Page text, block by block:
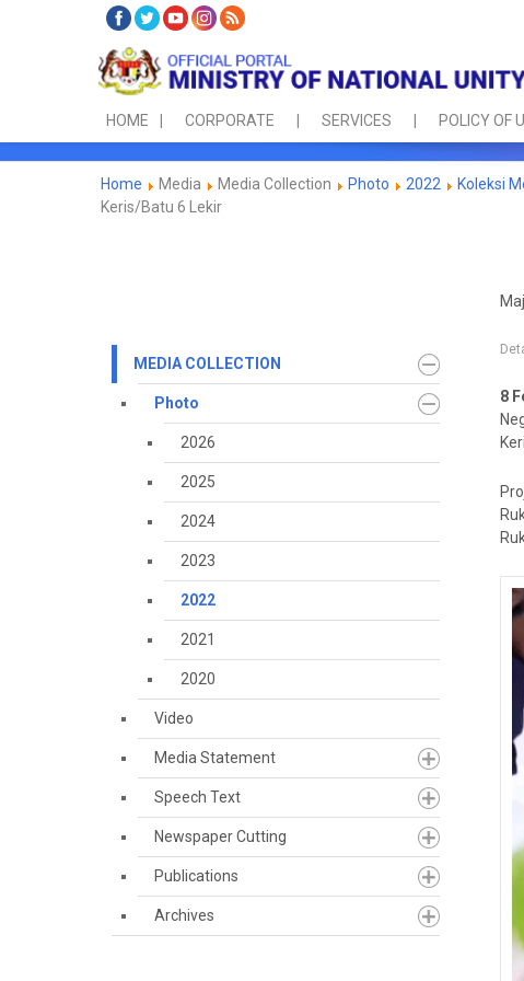
HOME CORPORATE SERVICES POLICY OF
Home Media Media Collection Photo 2022 Koleksi
Keris/Batu 6 Lekir
MEDIA COLLECTION
Photo
2026
2025
2024
2023
2022
2021
2020
Video
Media Statement
Speech Text
Newspaper Cutting
Publications
Archives
8